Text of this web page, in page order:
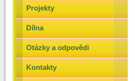
Projekty
Dílna
Otázky a odpovědi
Kontakty